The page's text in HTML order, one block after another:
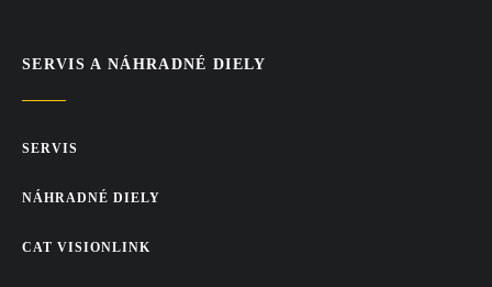
SERVIS A NÁHRADNÉ DIELY
SERVIS
NÁHRADNÉ DIELY
CAT VISIONLINK